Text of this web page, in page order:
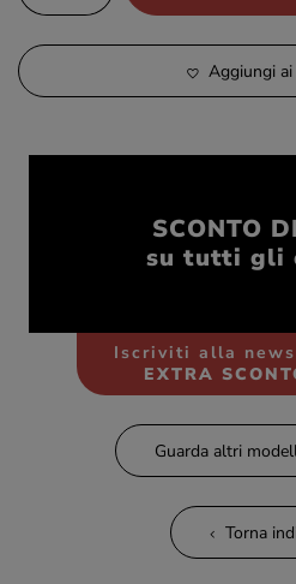
Aggiungi
SCONTO
su tutti gli
Iscriviti alla
EXTRA
Guarda altri
Torna